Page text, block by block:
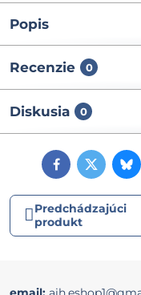
Popis
Recenzie 0
Diskusia 0
FacebookTwitter
Predchádzajúci
produkt